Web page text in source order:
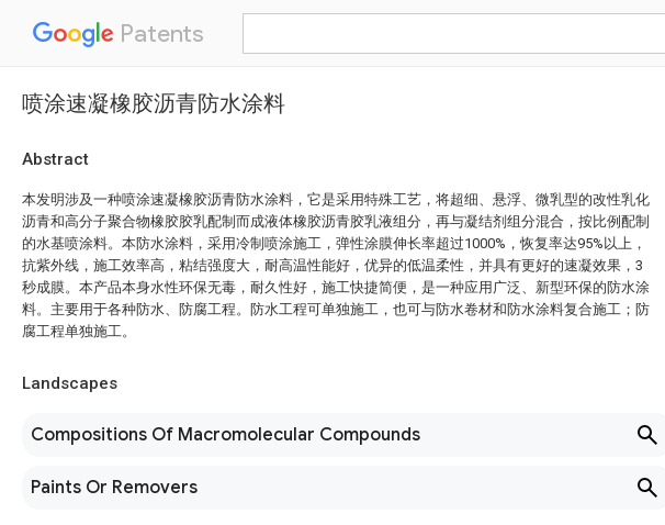
Patents
喷涂速凝橡胶沥青防水涂料
Abstract
本发明涉及一种喷涂速凝橡胶沥青防水涂料，它是采用特殊工艺，将超细、悬浮、微乳型的改性乳化
沥青和高分子聚合物橡胶胶乳配制而成液体橡胶沥青胶乳液组分，再与凝结剂组分混合，按比例配制
的水基喷涂料。本防水涂料，采用冷制喷涂施工，弹性涂膜伸长率超过1000%，恢复率达95%以上，
抗紫外线，施工效率高，粘结强度大，耐高温性能好，优异的低温柔性，并具有更好的速凝效果，3
秒成膜。本产品本身水性环保无毒，耐久性好，施工快捷简便，是一种应用广泛、新型环保的防水涂
料。主要用于各种防水、防腐工程。防水工程可单独施工，也可与防水卷材和防水涂料复合施工；防
腐工程单独施工。
Landscapes
Compositions Of Macromolecular Compounds
Paints Or Removers